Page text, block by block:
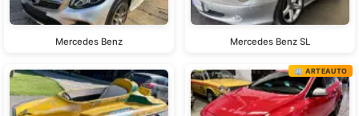
Mercedes Benz Mercedes Benz SL
🏢 ARTEAUTO